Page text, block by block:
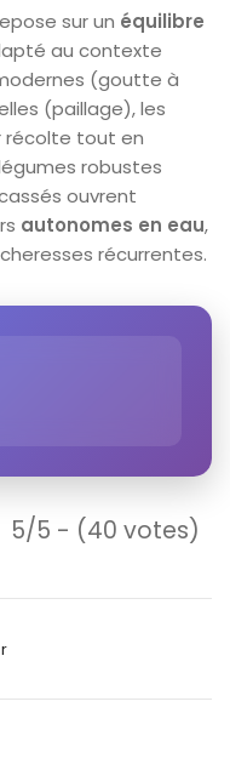
sur un équilibre
au contexte
(goutte à
(paillage), les
récolte tout en
robustes
ouvrent
autonomes en eau,
récurrentes.
5/5 - (40 votes)